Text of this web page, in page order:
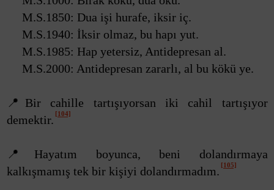
M.S.1850: Dua işi hurafe, iksir iç.
M.S.1940: İksir olmaz, bu hapı yut.
M.S.1985: Hap yetersiz, Antidepresan al.
M.S.2000: Antidepresan zararlı, al bu kökü ye.
📍Bir cahille tartışıyorsan iki cahil tartışıyor
demektir. [104]
📍Hayatım boyunca, beni dolandırmaya
kalkışmamış tek bir kişiyi dolandırmadım. [105]